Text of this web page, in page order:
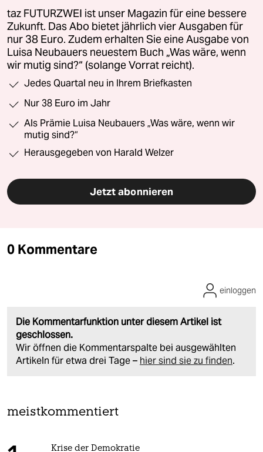
taz FUTURZWEI ist unser Magazin für eine bessere
Zukunft. Das Abo bietet jährlich vier Ausgaben für
nur 38 Euro. Zudem erhalten Sie eine Ausgabe von
Luisa Neubauers neuestem Buch „Was wäre, wenn
wir mutig sind?“ (solange Vorrat reicht).
Jedes Quartal neu in Ihrem Briefkasten
Nur 38 Euro im Jahr
Als Prämie Luisa Neubauers „Was wäre, wenn wir
mutig sind?“
Herausgegeben von Harald Welzer
Jetzt abonnieren
0 Kommentare
Die Kommentarfunktion unter diesem Artikel ist
geschlossen.
Wir öffnen die Kommentarspalte bei ausgewählten
Artikeln für etwa drei Tage – hier sind sie zu finden.
einloggen
meistkommentiert
Krise der Demokratie